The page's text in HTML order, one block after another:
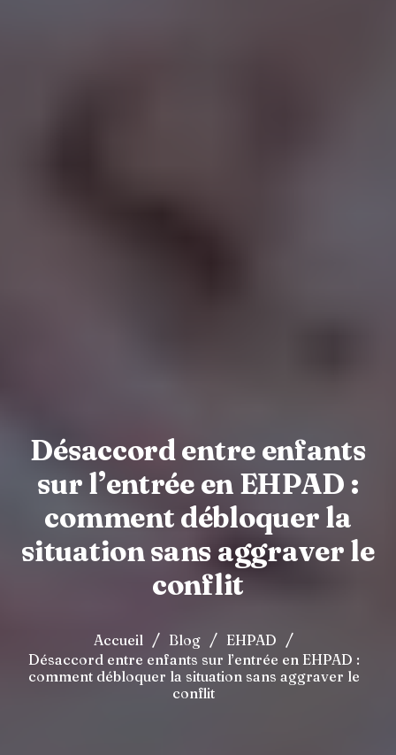
Désaccord entre enfants
sur l’entrée en EHPAD :
comment débloquer la
situation sans aggraver le
conflit
Accueil / Blog / EHPAD /
Désaccord entre enfants sur l’entrée en EHPAD :
comment débloquer la situation sans aggraver le
conflit